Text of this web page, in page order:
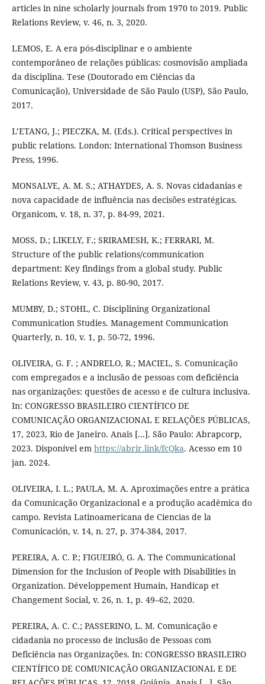
articles in nine scholarly journals from 1970 to 2019. Public
Relations Review, v. 46, n. 3, 2020.
LEMOS, E. A era pós-disciplinar e o ambiente
contemporâneo de relações públicas: cosmovisão ampliada
da disciplina. Tese (Doutorado em Ciências da
Comunicação), Universidade de São Paulo (USP), São Paulo,
2017.
L’ETANG, J.; PIECZKA, M. (Eds.). Critical perspectives in
public relations. London: International Thomson Business
Press, 1996.
MONSALVE, A. M. S.; ATHAYDES, A. S. Novas cidadanias e
nova capacidade de influência nas decisões estratégicas.
Organicom, v. 18, n. 37, p. 84-99, 2021.
MOSS, D.; LIKELY, F.; SRIRAMESH, K.; FERRARI, M.
Structure of the public relations/communication
department: Key findings from a global study. Public
Relations Review, v. 43, p. 80-90, 2017.
MUMBY, D.; STOHL, C. Disciplining Organizational
Communication Studies. Management Communication
Quarterly, n. 10, v. 1, p. 50-72, 1996.
OLIVEIRA, G. F. ; ANDRELO, R.; MACIEL, S. Comunicação
com empregados e a inclusão de pessoas com deficiência
nas organizações: questões de acesso e de cultura inclusiva.
In: CONGRESSO BRASILEIRO CIENTÍFICO DE
COMUNICAÇÃO ORGANIZACIONAL E RELAÇÕES PÚBLICAS,
17, 2023, Rio de Janeiro. Anais [...]. São Paulo: Abrapcorp,
2023. Disponível em https://abrir.link/fcQka. Acesso em 10
jan. 2024.
OLIVEIRA, I. L.; PAULA, M. A. Aproximações entre a prática
da Comunicação Organizacional e a produção acadêmica do
campo. Revista Latinoamericana de Ciencias de la
Comunicación, v. 14, n. 27, p. 374-384, 2017.
PEREIRA, A. C. P.; FIGUEIRÓ, G. A. The Communicational
Dimension for the Inclusion of People with Disabilities in
Organization. Développement Humain, Handicap et
Changement Social, v. 26, n. 1, p. 49–62, 2020.
PEREIRA, A. C. C.; PASSERINO, L. M. Comunicação e
cidadania no processo de inclusão de Pessoas com
Deficiência nas Organizações. In: CONGRESSO BRASILEIRO
CIENTÍFICO DE COMUNICAÇÃO ORGANIZACIONAL E DE